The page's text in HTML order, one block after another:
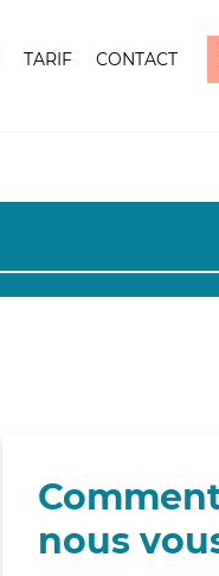
TARIF CONTACT
nous